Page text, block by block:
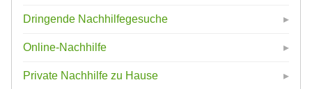
Dringende Nachhilfegesuche
Online-Nachhilfe
Private Nachhilfe zu Hause